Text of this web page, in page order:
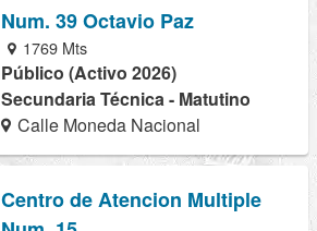
Num. 39 Octavio Paz
1769 Mts
Público (Activo 2026)
Secundaria Técnica - Matutino
Calle Moneda Nacional
Centro de Atencion Multiple